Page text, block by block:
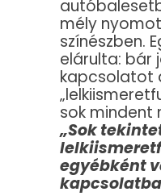
mély
színészben.
elárulta: bár
kapcsolatot
sok mindent
„Sok
egyébként